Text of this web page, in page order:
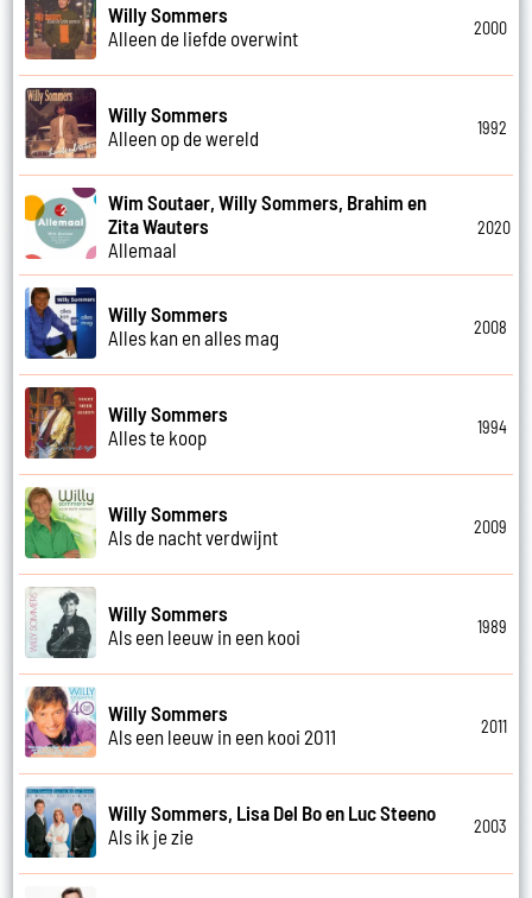
Willy Sommers
Alleen de liefde overwint
2000
Willy Sommers
Alleen op de wereld
1992
Wim Soutaer, Willy Sommers, Brahim en
Zita Wauters
Allemaal
2020
Willy Sommers
Alles kan en alles mag
2008
Willy Sommers
Alles te koop
1994
Willy Sommers
Als de nacht verdwijnt
2009
Willy Sommers
Als een leeuw in een kooi
1989
Willy Sommers
Als een leeuw in een kooi 2011
2011
Willy Sommers, Lisa Del Bo en Luc Steeno
Als ik je zie
2003